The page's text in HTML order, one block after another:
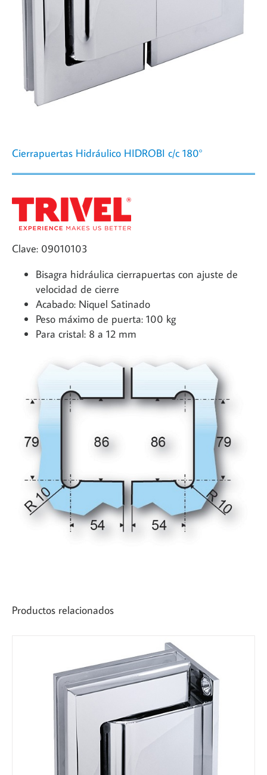
Cierrapuertas Hidráulico HIDROBI c/c 180°
Clave: 09010103
Bisagra hidráulica cierrapuertas con ajuste de
velocidad de cierre
Acabado: Niquel Satinado
Peso máximo de puerta: 100 kg
Para cristal: 8 a 12 mm
Productos relacionados